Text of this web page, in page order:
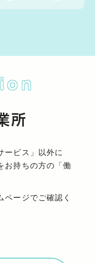
所
ービス」以外に
お持ちの方の「働
ージでご確認く